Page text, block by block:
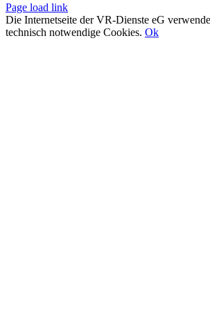
Page load link
Die Internetseite der VR-Dienste eG
technisch notwendige Cookies. Ok